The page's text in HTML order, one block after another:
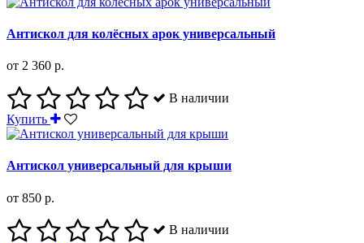
Антискол для колёсных арок универсальный
от 2 360 р.
В наличии
Купить
Антискол универсальный для крыши
от 850 р.
В наличии